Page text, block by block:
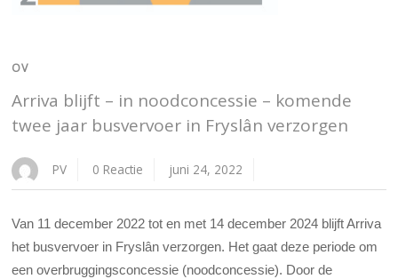
OV
Arriva blijft – in noodconcessie – komende
twee jaar busvervoer in Fryslân verzorgen
PV 0 Reactie juni 24, 2022
Van 11 december 2022 tot en met 14 december 2024 blijft Arriva
het busvervoer in Fryslân verzorgen. Het gaat deze periode om
een overbruggingsconcessie (noodconcessie). Door de